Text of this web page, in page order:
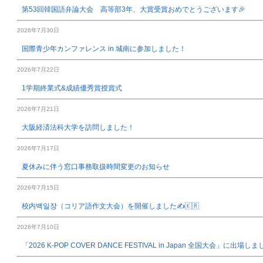
第53回韓国語弁論大会 高等部3年、大賞受賞おめでとうございます🎉
2026年7月30日
国際青少年カンファレンス in 城南に参加しました！
2026年7月22日
1学期終業式&成績優秀賞授賞式
2026年7月21日
大阪経済法科大学を訪問しました！
2026年7月17日
夏休みに伴う窓口事務取扱時間変更のお知らせ
2026年7月15日
校内백일장（コリア語作文大会）を開催しました✍️🇰🇷
2026年7月10日
「2026 K-POP COVER DANCE FESTIVAL in Japan 全国大会」に出場しま